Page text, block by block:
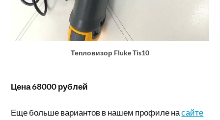
Тепловизор Fluke Tis10
Цена 68000 рублей
Еще больше вариантов в нашем профиле насайте